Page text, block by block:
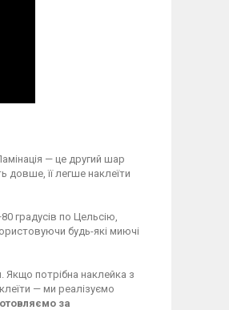
— це другий шар
довше, її легше наклеїти
градусів по Цельсію,
будь-які миючі
Якщо потрібна наклейка з
— ми реалізуємо
за